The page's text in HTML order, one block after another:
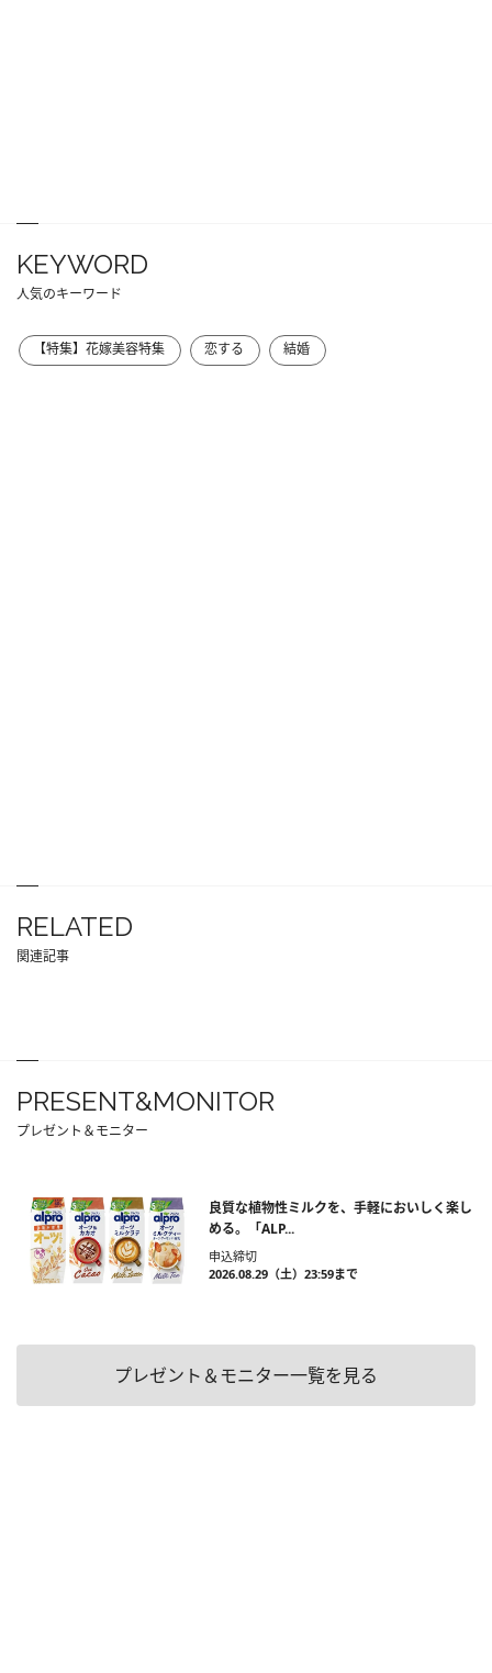
KEYWORD
人気のキーワード
【特集】花嫁美容特集 恋する 結婚
RELATED
関連記事
PRESENT&MONITOR
プレゼント＆モニター
良質な植物性ミルクを、手軽においしく楽し
める。「ALP...
申込締切
2026.08.29（土）23:59まで
プレゼント＆モニター一覧を見る